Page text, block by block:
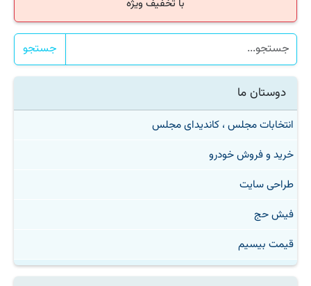
جستجو
دوستان ما
انتخابات مجلس ، کاندیدای مجلس
خرید و فروش خودرو
طراحی سایت
فیش حج
قیمت بیسیم